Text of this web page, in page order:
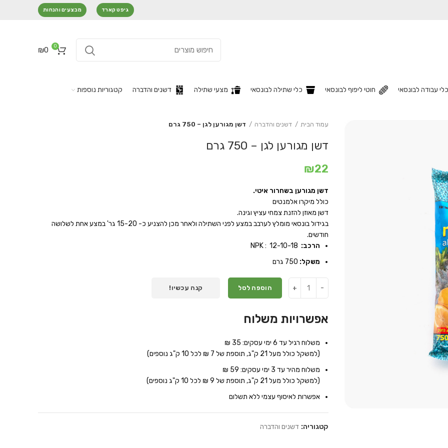
גיפט קארד מבצעים והנחות
0
₪0
כלי עבודה לבונסאי חוטי ליפוף לבונסאי כלי שתילה לבונסאי מצעי שתילה דשנים והדברה קטגוריות נוספות
עמוד הבית דשנים והדברה דשן מגורען לגן – 750 גרם
דשן מגורען לגן – 750 גרם
₪22
דשן מגורען בשחרור איטי.
כולל מיקרו אלמנטים
דשן מאוזן להזנת צמחי עציץ וגינה.
בגידול בונסאי מומלץ לערבב במצע לפני השתילה ולאחר מכן להצניע כ- 15-20 גר' במצע אחת לשלושה
חודשים.
הרכב:
משקל:
הוספה לסל קנה עכשיו!
אפשרויות משלוח
משלוח רגיל עד 6 ימי עסקים: 35 ₪
(למשקל כולל מעל 21 ק"ג, תוספת של 7 ₪ לכל 10 ק"ג נוספים)
משלוח מהיר עד 3 ימי עסקים: 59 ₪
(למשקל כולל מעל 21 ק"ג, תוספת של 9 ₪ לכל 10 ק"ג נוספים)
אפשרות לאיסוף עצמי ללא תשלום
קטגוריה: דשנים והדברה